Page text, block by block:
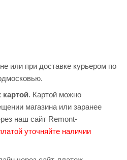
или при доставке курьером по
. Картой можно
магазина или заранее
наш сайт Remont-
уточняйте наличии